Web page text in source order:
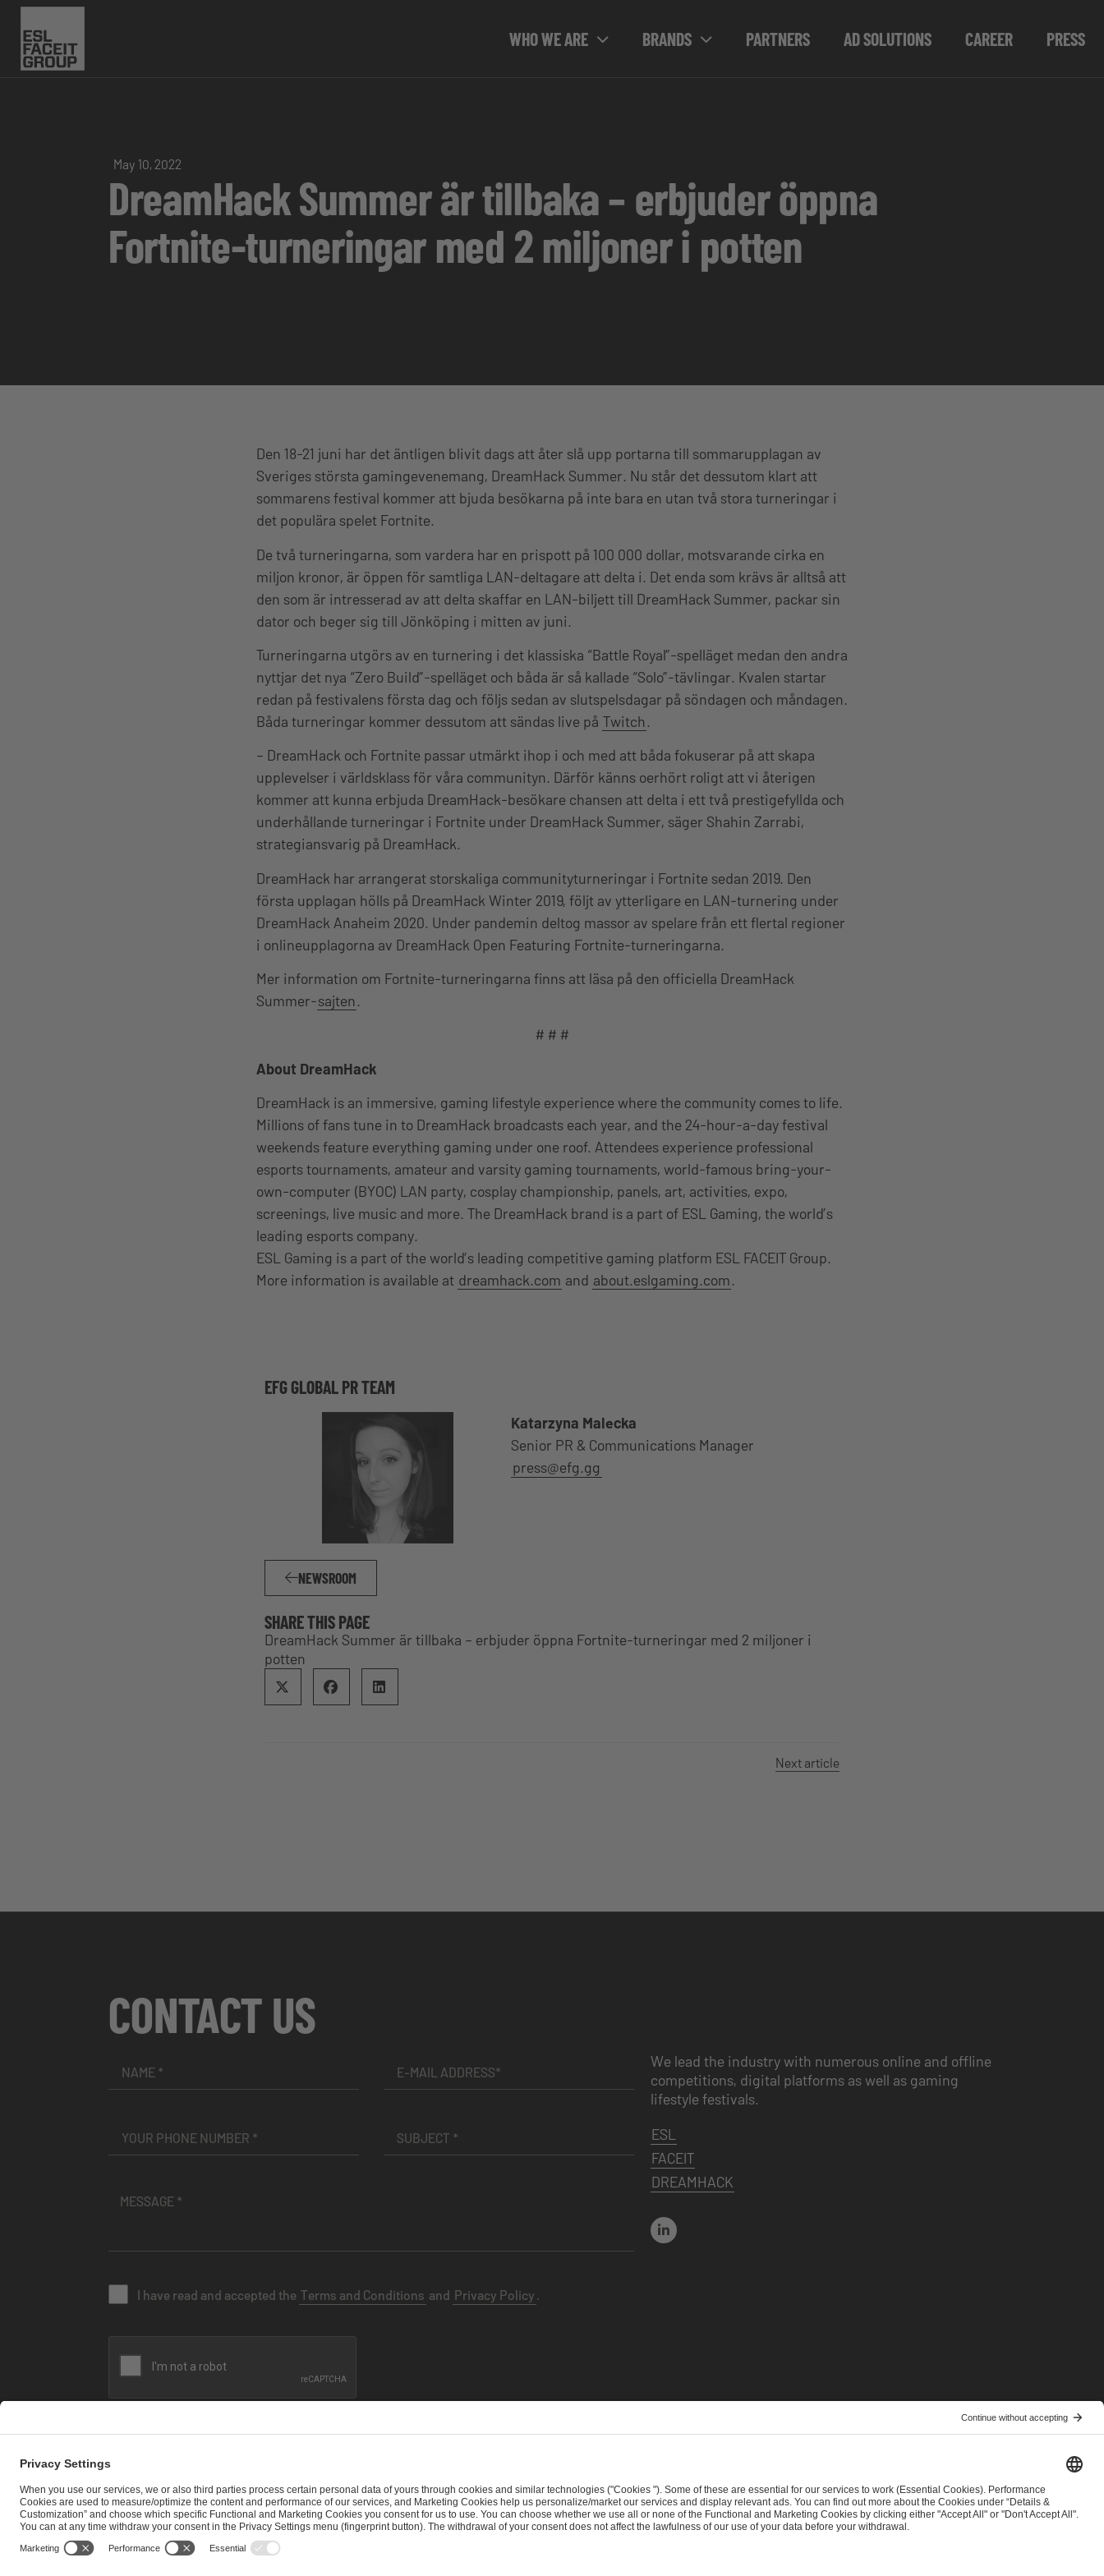
WHO WE ARE BRANDS PARTNERS AD SOLUTIONS CAREER PRESS
May 10, 2022
DreamHack Summer är tillbaka – erbjuder öppna
Fortnite-turneringar med 2 miljoner i potten
Den 18-21 juni har det äntligen blivit dags att åter slå upp portarna till sommarupplagan av
Sveriges största gamingevenemang, DreamHack Summer. Nu står det dessutom klart att
sommarens festival kommer att bjuda besökarna på inte bara en utan två stora turneringar i
det populära spelet Fortnite.
De två turneringarna, som vardera har en prispott på 100 000 dollar, motsvarande cirka en
miljon kronor, är öppen för samtliga LAN-deltagare att delta i. Det enda som krävs är alltså att
den som är intresserad av att delta skaffar en LAN-biljett till DreamHack Summer, packar sin
dator och beger sig till Jönköping i mitten av juni.
Turneringarna utgörs av en turnering i det klassiska “Battle Royal”-spelläget medan den andra
nyttjar det nya “Zero Build”-spelläget och båda är så kallade “Solo”-tävlingar. Kvalen startar
redan på festivalens första dag och följs sedan av slutspelsdagar på söndagen och måndagen.
Båda turneringar kommer dessutom att sändas live på Twitch.
– DreamHack och Fortnite passar utmärkt ihop i och med att båda fokuserar på att skapa
upplevelser i världsklass för våra communityn. Därför känns oerhört roligt att vi återigen
kommer att kunna erbjuda DreamHack-besökare chansen att delta i ett två prestigefyllda och
underhållande turneringar i Fortnite under DreamHack Summer, säger Shahin Zarrabi,
strategiansvarig på DreamHack.
DreamHack har arrangerat storskaliga communityturneringar i Fortnite sedan 2019. Den
första upplagan hölls på DreamHack Winter 2019, följt av ytterligare en LAN-turnering under
DreamHack Anaheim 2020. Under pandemin deltog massor av spelare från ett flertal regioner
i onlineupplagorna av DreamHack Open Featuring Fortnite-turneringarna.
Mer information om Fortnite-turneringarna finns att läsa på den officiella DreamHack
Summer-sajten.
# # #
About DreamHack
DreamHack is an immersive, gaming lifestyle experience where the community comes to life.
Millions of fans tune in to DreamHack broadcasts each year, and the 24-hour-a-day festival
weekends feature everything gaming under one roof. Attendees experience professional
esports tournaments, amateur and varsity gaming tournaments, world-famous bring-your-
own-computer (BYOC) LAN party, cosplay championship, panels, art, activities, expo,
screenings, live music and more. The DreamHack brand is a part of ESL Gaming, the world’s
leading esports company.
ESL Gaming is a part of the world’s leading competitive gaming platform ESL FACEIT Group.
More information is available at dreamhack.com and about.eslgaming.com.
EFG GLOBAL PR TEAM
Katarzyna Malecka
Senior PR & Communications Manager
press@efg.gg
NEWSROOM
SHARE THIS PAGE
DreamHack Summer är tillbaka – erbjuder öppna Fortnite-turneringar med 2 miljoner i
potten
Next article
CONTACT US
I have read and accepted the Terms and Conditions and Privacy Policy .
We lead the industry with numerous online and offline
competitions, digital platforms as well as gaming
lifestyle festivals.
ESL
FACEIT
DREAMHACK